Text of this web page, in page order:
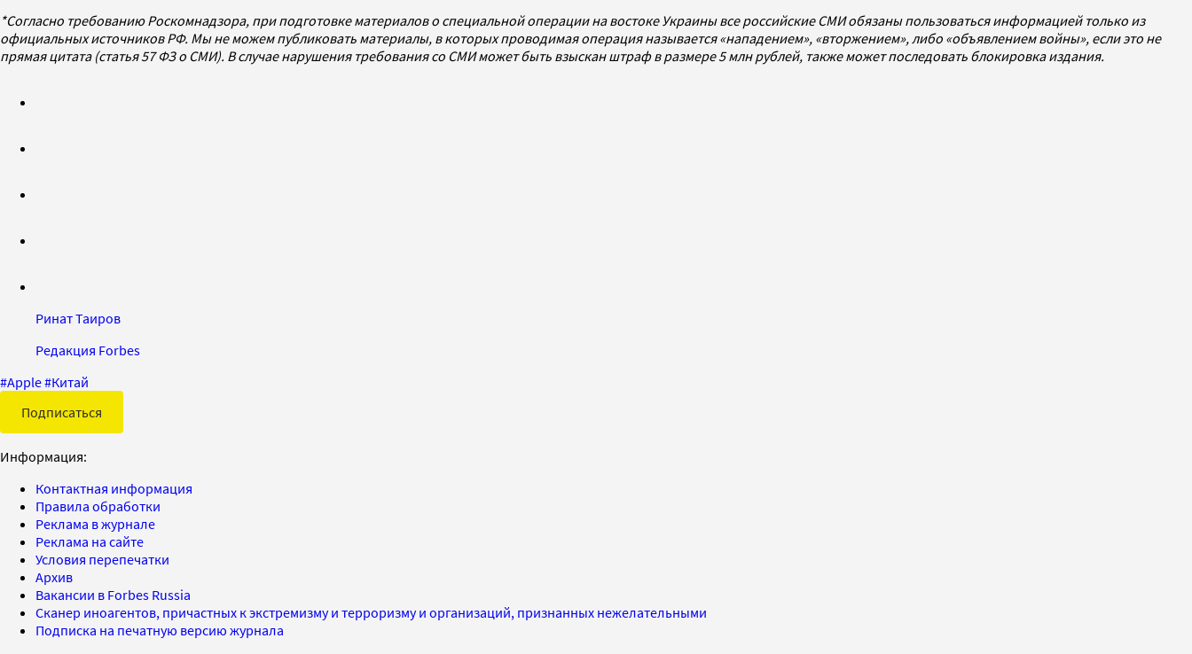
*Согласно требованию Роскомнадзора, при подготовке материалов о специальной операции на востоке Украины все российские СМИ обязаны пользоваться информацией только из
официальных источников РФ. Мы не можем публиковать материалы, в которых проводимая операция называется «нападением», «вторжением», либо «объявлением войны», если это не
прямая цитата (статья 57 ФЗ о СМИ). В случае нарушения требования со СМИ может быть взыскан штраф в размере 5 млн рублей, также может последовать блокировка издания.
Ринат Таиров
Редакция Forbes
#Apple#Китай
Подписаться
Информация:
Контактная информация
Правила обработки
Реклама в журнале
Реклама на сайте
Условия перепечатки
Архив
Вакансии в Forbes Russia
Сканер иноагентов, причастных к экстремизму и терроризму и организаций, признанных нежелательными
Подписка на печатную версию журнала